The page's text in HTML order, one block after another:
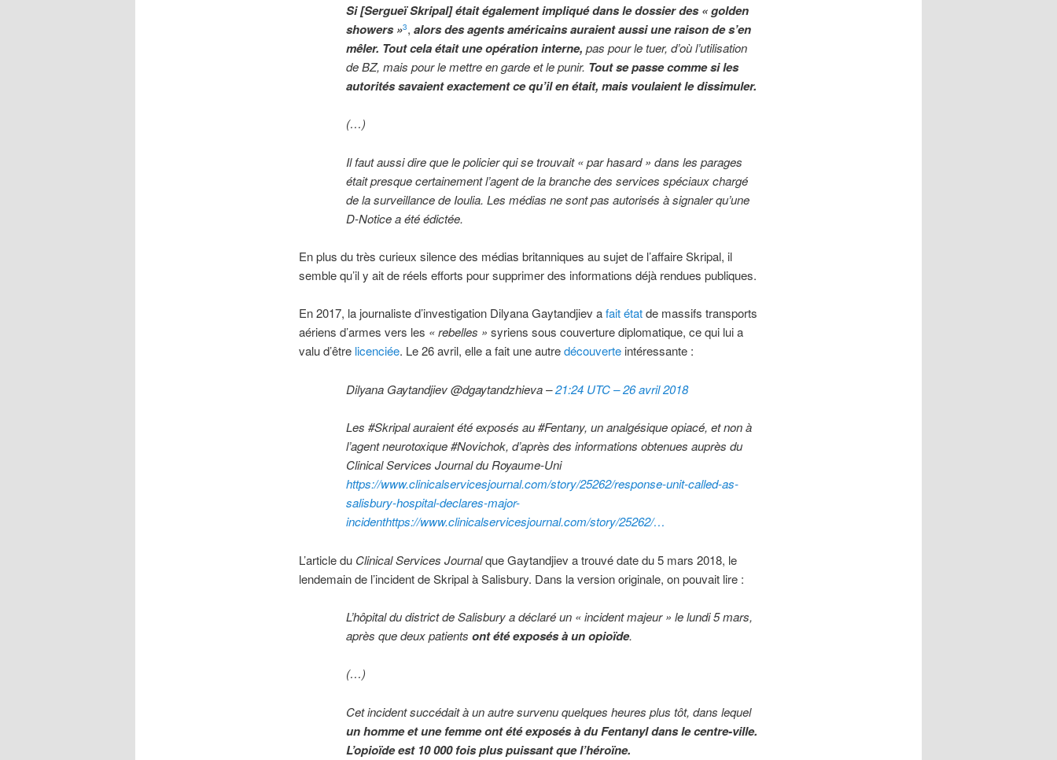
Si [Sergueï Skripal] était également impliqué dans le dossier des « golden
showers »3, alors des agents américains auraient aussi une raison de s’en
mêler. Tout cela était une opération interne, pas pour le tuer, d’où l’utilisation
de BZ, mais pour le mettre en garde et le punir. Tout se passe comme si les
autorités savaient exactement ce qu’il en était, mais voulaient le dissimuler.
(…)
Il faut aussi dire que le policier qui se trouvait « par hasard » dans les parages
était presque certainement l’agent de la branche des services spéciaux chargé
de la surveillance de Ioulia. Les médias ne sont pas autorisés à signaler qu’une
D-Notice a été édictée.
En plus du très curieux silence des médias britanniques au sujet de l’affaire Skripal, il
semble qu’il y ait de réels efforts pour supprimer des informations déjà rendues publiques.
En 2017, la journaliste d’investigation Dilyana Gaytandjiev afait étatde massifs transports
aériens d’armes vers les « rebelles » syriens sous couverture diplomatique, ce qui lui a
valu d’être licenciée. Le 26 avril, elle a fait une autredécouverteintéressante :
Dilyana Gaytandjiev @dgaytandzhieva –21:24 UTC – 26 avril 2018
Les #Skripal auraient été exposés au #Fentany, un analgésique opiacé, et non à
l’agent neurotoxique #Novichok, d’après des informations obtenues auprès du
Clinical Services Journal du Royaume-Uni
https://www.clinicalservicesjournal.com/story/25262/response-unit-called-as-
salisbury-hospital-declares-major-
incidenthttps://www.clinicalservicesjournal.com/story/25262/…
L’article du Clinical Services Journalque Gaytandjiev a trouvé date du 5 mars 2018, le
lendemain de l’incident de Skripal à Salisbury. Dans la version originale, on pouvait lire :
L’hôpital du district de Salisbury a déclaré un « incident majeur » le lundi 5 mars,
après que deux patients ont été exposés à un opioïde.
(…)
Cet incident succédait à un autre survenu quelques heures plus tôt, dans lequel
un homme et une femme ont été exposés à du Fentanyl dans le centre-ville.
L’opioïde est 10 000 fois plus puissant que l’héroïne.